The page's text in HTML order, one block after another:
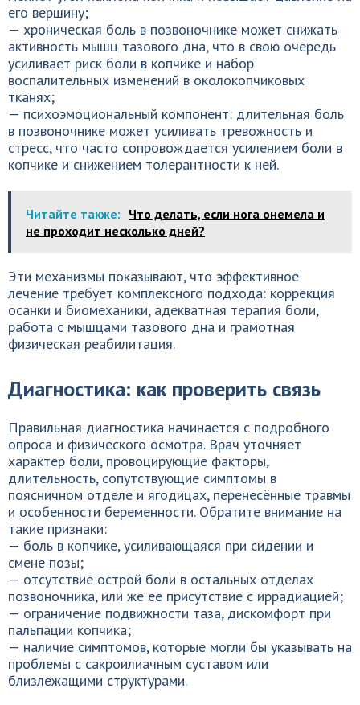
его вершину;
— хроническая боль в позвоночнике может снижать
активность мышц тазового дна, что в свою очередь
усиливает риск боли в копчике и набор
воспалительных изменений в околокопчиковых
тканях;
— психоэмоциональный компонент: длительная боль
в позвоночнике может усиливать тревожность и
стресс, что часто сопровождается усилением боли в
копчике и снижением толерантности к ней.
Читайте также: Что делать, если нога онемела и
не проходит несколько дней?
Эти механизмы показывают, что эффективное
лечение требует комплексного подхода: коррекция
осанки и биомеханики, адекватная терапия боли,
работа с мышцами тазового дна и грамотная
физическая реабилитация.
Диагностика: как проверить связь
Правильная диагностика начинается с подробного
опроса и физического осмотра. Врач уточняет
характер боли, провоцирующие факторы,
длительность, сопутствующие симптомы в
поясничном отделе и ягодицах, перенесённые травмы
и особенности беременности. Обратите внимание на
такие признаки:
— боль в копчике, усиливающаяся при сидении и
смене позы;
— отсутствие острой боли в остальных отделах
позвоночника, или же её присутствие с иррадиацией;
— ограничение подвижности таза, дискомфорт при
пальпации копчика;
— наличие симптомов, которые могли бы указывать на
проблемы с сакроилиачным суставом или
близлежащими структурами.